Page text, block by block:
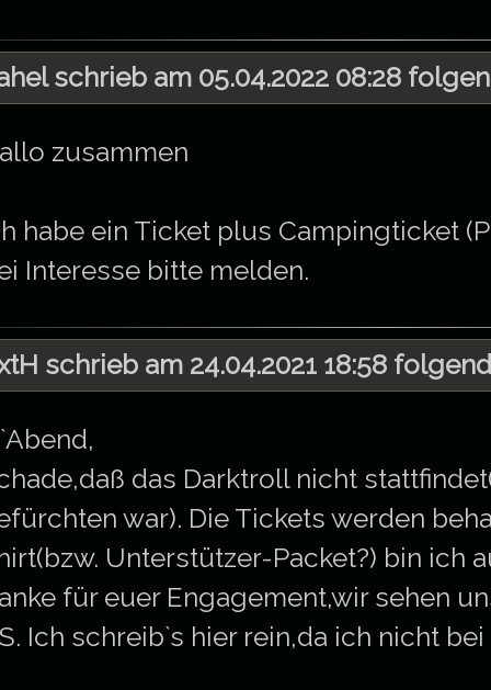
schrieb am 05.04.2022 08:28
zusammen
habe ein Ticket plus Campingticket
Interesse bitte melden.
schrieb am 24.04.2021 18:58
das Darktroll nicht
war). Die Tickets werden
Unterstützer-Packet?) bin ich
für euer Engagement,wir sehen
Ich schreib`s hier rein,da ich nicht